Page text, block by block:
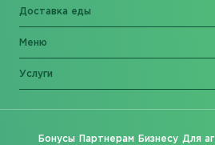
Доставка еды
Меню
Услуги
Бонусы Партнерам Бизнесу Для